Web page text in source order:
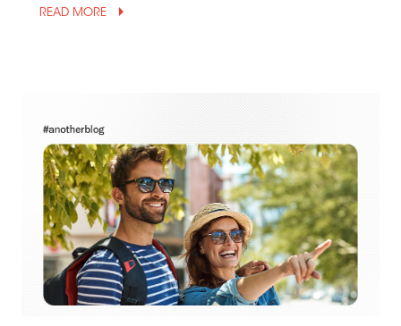
READ MORE arrow_drop_up